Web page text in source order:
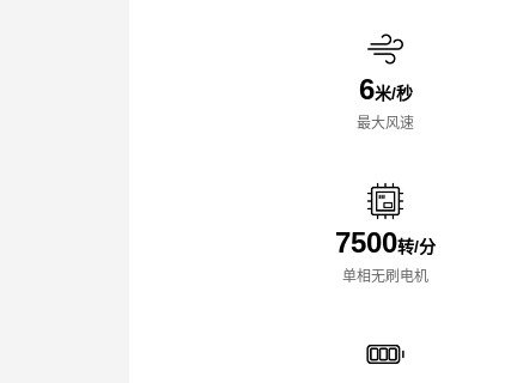
6米/秒
最大风速
7500转/分
单相无刷电机